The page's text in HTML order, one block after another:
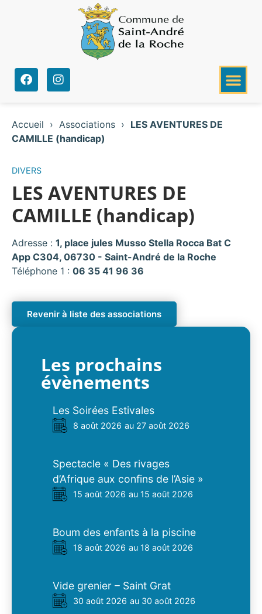
Accueil › Associations › LES AVENTURES DE
CAMILLE (handicap)
DIVERS
LES AVENTURES DE
CAMILLE (handicap)
Adresse : 1, place jules Musso Stella Rocca Bat C
App C304, 06730 - Saint-André de la Roche
Téléphone 1 : 06 35 41 96 36
Revenir à liste des associations
Les prochains
évènements
Les Soirées Estivales
8 août 2026 au 27 août 2026
Spectacle « Des rivages
d’Afrique aux confins de l’Asie »
15 août 2026 au 15 août 2026
Boum des enfants à la piscine
18 août 2026 au 18 août 2026
Vide grenier – Saint Grat
30 août 2026 au 30 août 2026